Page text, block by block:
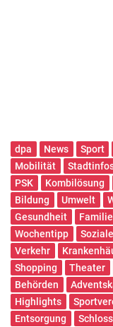
dpa News Sport
Mobilität
PSK
Kombilösung
Bildung
Umwelt
Gesundheit
Familie
Wochentipp
Verkehr
Shopping
Theater
Behörden
Highlights
Entsorgung